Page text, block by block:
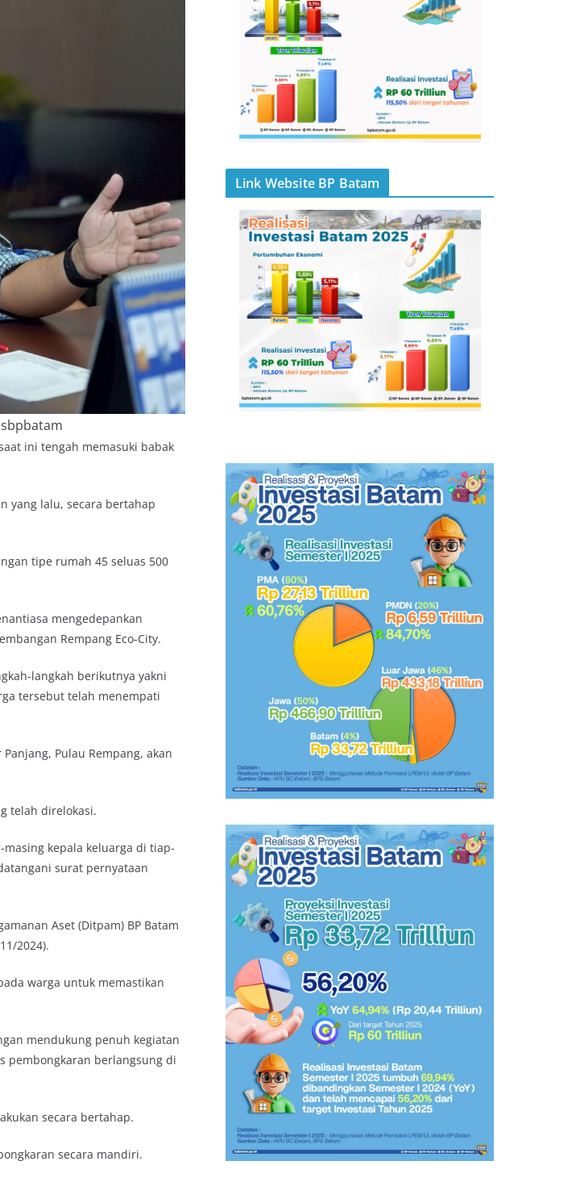
ini tengah memasuki babak
yang lalu, secara bertahap
tipe rumah 45 seluas 500
mengedepankan
Rempang Eco-City.
langkah berikutnya yakni
tersebut telah menempati
Pulau Rempang, akan
telah direlokasi.
masing kepala keluarga di tiap-
surat pernyataan
Aset (Ditpam) BP Batam
2024).
warga untuk memastikan
mendukung penuh kegiatan
pembongkaran berlangsung di
secara bertahap.
secara mandiri.
Link Website BP Batam